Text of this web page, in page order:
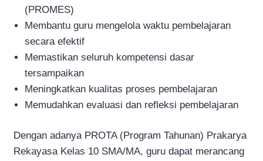
(PROMES)
Membantu guru mengelola waktu pembelajaran
secara efektif
Memastikan seluruh kompetensi dasar
tersampaikan
Meningkatkan kualitas proses pembelajaran
Memudahkan evaluasi dan refleksi pembelajaran
Dengan adanya PROTA (Program Tahunan) Prakarya
Rekayasa Kelas 10 SMA/MA, guru dapat merancang